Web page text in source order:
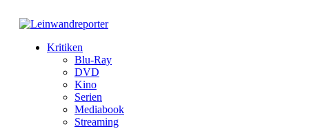
Kritiken
Blu-Ray
DVD
Kino
Serien
Mediabook
Streaming